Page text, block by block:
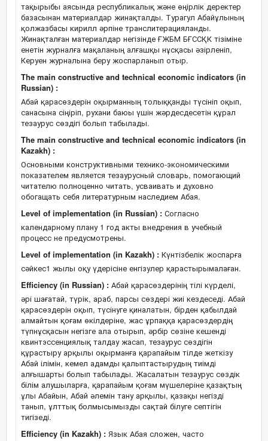
тақырыбы аясында республикалық және өңірлік деректер
базасынан материалдар жинақталды. Турагул Абайұлының
қолжазбасы кирилл әрпіне транслитерацияланды.
Жинақталған материалдар негізінде ҒЖБМ БҒССҚК тізіміне
енетін журналға мақаланың алғашқы нұсқасы әзірленіп,
Керуен журналына беру жоспарланып отыр.
The main constructive and technical economic indicators (in
Russian) :
Абай қарасөздерін оқырманның толыққанды түсініп оқып,
санасына сіңіріп, рухани баюы үшін жәрдесдесетін құрал
тезаурус сөздігі болып табылады.
The main constructive and technical economic indicators (in
Kazakh) :
Основными конструктивными технико-экономическими
показателем является тезаурусный словарь, помогающий
читателю полноценно читать, усваивать и духовно
обогащать себя литературным наследием Абая.
Level of implementation (in Russian) : Согласно
календарному плану 1 год акты внедрения в учебный
процесс не предусмотрены.
Level of implementation (in Kazakh) : Күнтізбелік жоспарға
сәйкес1 жылы оқу үдерісіне енгізулер қарастырымалаған.
Efficiency (in Russian) : Абай қарасөздерінің тілі күрделі,
әрі шағатай, түрік, араб, парсы сөздері жиі кездеседі. Абай
қарасөздерін оқып, түсінуге қиналатын, бірден қабылдай
алмайтын қоғам өкілдеріне, жас ұрпаққа қарасөздердің
түпнұсқасын негізге ала отырып, әрбір сөзіне кешенді
квинтэссенциялық талдау жасап, тезаурус сөздігін
құрастыру арқылы оқырманға қарапайым тілде жеткізу
Абай ілімін, кемел адамды қалыптастырудың тиімді
алғышарты болып табылады. Жасалатын тезаурус сөздік
білім алушыларға, қарапайым қоғам мүшелеріне қазақтың
ұлы Абайын, Абай әлемін тану арқылы, қазақы негізді
танып, ұлттық болмысымызды сақтай білуге септігін
тигізеді.
Efficiency (in Kazakh) : Язык Абая сложен, часто